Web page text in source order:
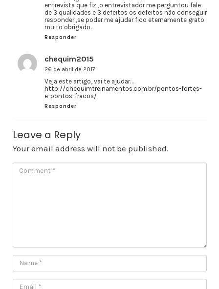
entrevista que fiz ,o entrevistador me perguntou fale
de 3 qualidades e 3 defeitos os defeitos não conseguir
responder ,se poder me ajudar fico eternamente grato
muito obrigado.
Responder
chequim2015
26 de abril de 2017
Veja este artigo, vai te ajudar…
http://chequimtreinamentos.com.br/pontos-fortes-
e-pontos-fracos/
Responder
Leave a Reply
Your email address will not be published.